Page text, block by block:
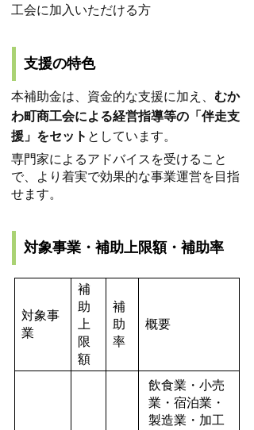
工会に加入いただける方
支援の特色
本補助金は、資金的な支援に加え、 むか
わ町商工会による経営指導等の「伴走支
援」をセット としています。
専門家によるアドバイスを受けること
で、より着実で効果的な事業運営を目指
せます。
対象事業・補助上限額・補助率
対象事
業
補
助
上
限
額
補
助
率
概要
飲食業・小売
業・宿泊業・
製造業・加工